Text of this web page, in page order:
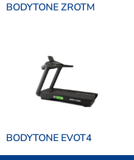
BODYTONE ZROTM
BODYTONE EVOT4